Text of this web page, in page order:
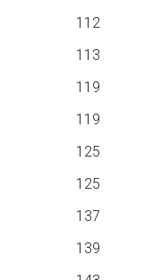
112
113
119
119
125
125
137
139